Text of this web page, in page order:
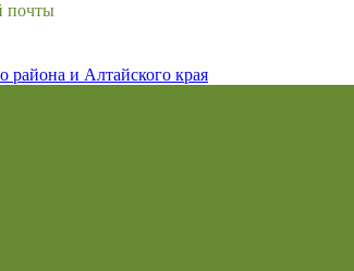
почты
района и Алтайского края